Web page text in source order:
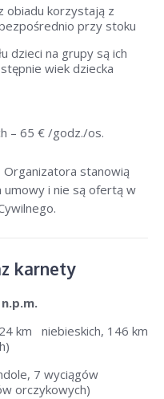
obiadu korzystają z
przy stoku
dzieci na grupy są ich
wiek dziecka
– 65 € /godz./os.
stanowią
umowy i nie są ofertą w
karnety
km niebieskich, 146 km
7 wyciągów
orczykowych)